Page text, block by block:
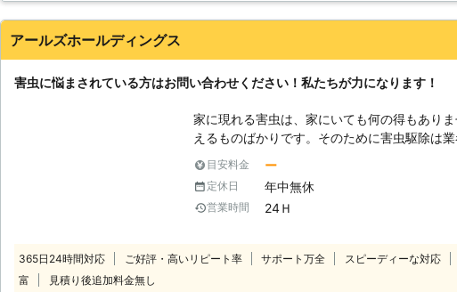
福岡県 糟屋郡篠栗町 2016年12月29日
アールズホールディングス
害虫に悩まされている方はお問い合わせください！私たちが力になります！
家に現れる害虫は、家にいても何の得もあり
えるものばかりです。そのために害虫駆除は
ありません。適当な駆除をしてしまっては、
す。特にシロアリは数が多いので、下手な駆
ません。しかし、私たちアールズホールディ
ん。害虫駆除のプロ集団ですので、シロアリ
ご依頼ください。皆さまからのお問い合わせをお
気は要注意です】 シロアリの大好物は木材で
目安料金 ー
定休日 年中無休
営業時間 24Ｈ
365日24時間対応 ご好評・高いリピート率 サポート万全 スピーディーな対応
富
見積り後追加料金無し